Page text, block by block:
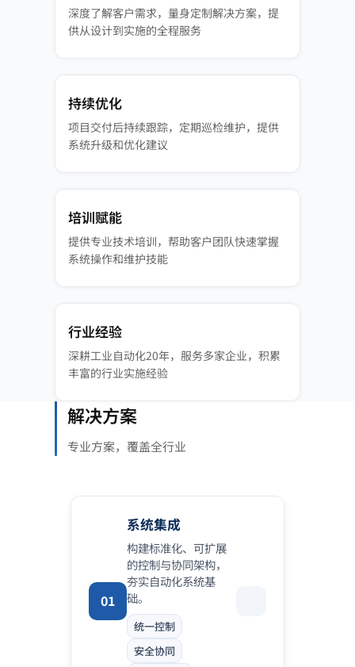
深度了解客户需求，量身定制解决方案，提
供从设计到实施的全程服务
持续优化
项目交付后持续跟踪，定期巡检维护，提供
系统升级和优化建议
培训赋能
提供专业技术培训，帮助客户团队快速掌握
系统操作和维护技能
行业经验
深耕工业自动化20年，服务多家企业，积累
丰富的行业实施经验
解决方案
专业方案，覆盖全行业
01
系统集成
构建标准化、可扩展
的控制与协同架构，
夯实自动化系统基
础。
统一控制
安全协同